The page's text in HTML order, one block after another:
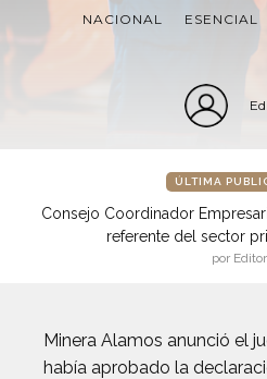
NACIONAL ESENCIAL
ÚLTIMA
Consejo Coordinador
referente del sector
por
Minera Alamos anunció el
había aprobado la